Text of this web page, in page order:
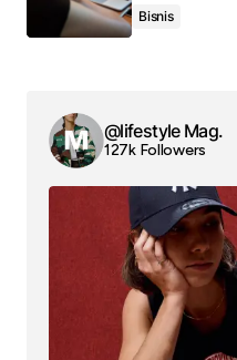
Bisnis
@lifestyle Mag.
127k Followers